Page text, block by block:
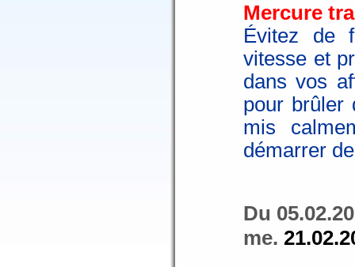
Mercure
Évitez de
vitesse et
dans vos
pour brûler
mis
démarrer
Du
me.